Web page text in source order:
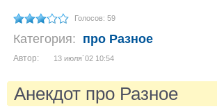
Голосов: 59
Категория: про Разное
Автор: 13 июля´02 10:54
Анекдот про Разное